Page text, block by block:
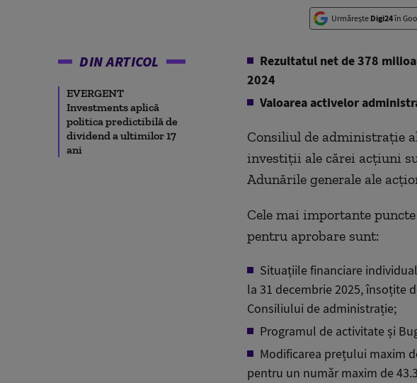
Urmărește Digi24în
DIN ARTICOL
EVERGENT
Investments aplică
politica predictibilă de
dividend a ultimilor 17
ani
Rezultatul net de 378
2024
Valoarea activelor
Consiliul de administrație
investiții ale cărei acțiuni
Adunările generale ale
Cele mai importante
pentru aprobare sunt:
Situațiile financiare
la 31 decembrie 2025, însoțite
Consiliului de administrație;
Programul de activitate și
Modificarea prețului maxim
pentru un număr maxim de